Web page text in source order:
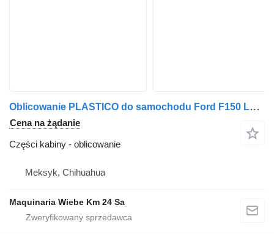
Oblicowanie PLASTICO do samochodu Ford F150 LARIAT
Cena na żądanie
Części kabiny - oblicowanie
Meksyk, Chihuahua
Maquinaria Wiebe Km 24 Sa